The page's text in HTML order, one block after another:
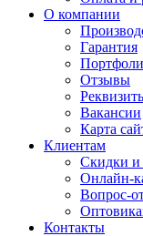
О компании
Гарантия
Отзывы
Вакансии
Карта
Клиентам
Скидки и
Онлайн-
Вопрос-
Контакты